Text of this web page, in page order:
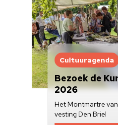
Cultuuragenda
Bezoek de
2026
Het Montmartre
vesting Den Briel